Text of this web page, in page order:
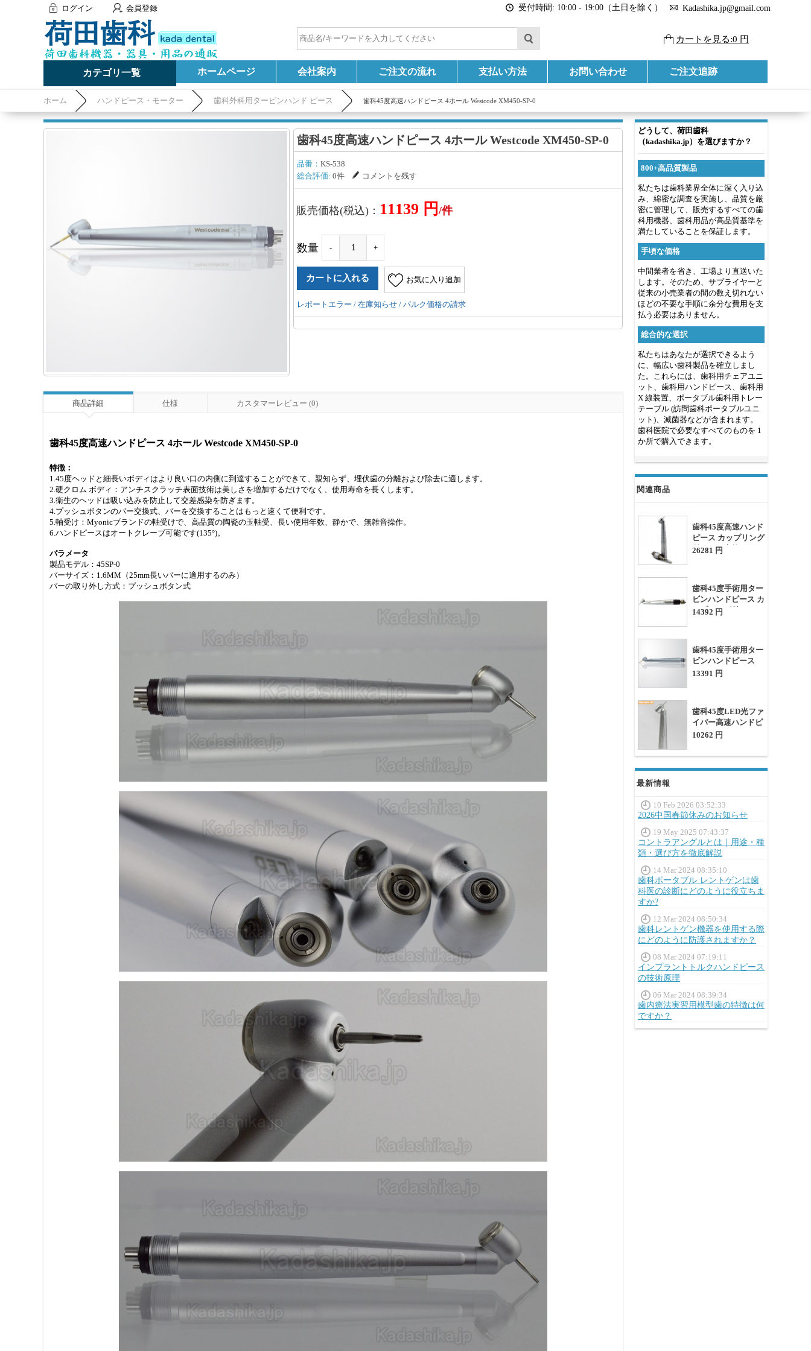
ログイン 会員登録 受付時間: 10:00 - 19:00（土日を除く） Kadashika.jp@gmail.com
カートを見る:0 円
カテゴリ一覧 ホームページ 会社案内 ご注文の流れ 支払い方法 お問い合わせ ご注文追跡
ホーム ハンドピース・モーター 歯科外科用タービンハンド ピース 歯科45度高速ハンドピース 4ホール Westcode XM450-SP-0
どうして、荷田歯科
（kadashika.jp）を選びますか？
800+高品質製品
私たちは歯科業界全体に深く入り込
み、綿密な調査を実施し、品質を厳
密に管理して、販売するすべての歯
科用機器、歯科用品が高品質基準を
満たしていることを保証します。
手頃な価格
中間業者を省き、工場より直送いた
します。そのため、サプライヤーと
従来の小売業者の間の数え切れない
ほどの不要な手順に余分な費用を支
払う必要はありません。
総合的な選択
私たちはあなたが選択できるよう
に、幅広い歯科製品を確立しまし
た。これらには、歯科用チェアユニ
ット、歯科用ハンドピース、歯科用
X 線装置、ポータブル歯科用トレー
テーブル (訪問歯科ポータブルユニ
ット)、滅菌器などが含まれます。
歯科医院で必要なすべてのものを 1
か所で購入できます。
関連商品
歯科45度高速ハンド
ピース カップリング
付(KAVO交換),
26281 円
歯科45度手術用ター
ビンハンドピース カ
ップリング付き
14392 円
歯科45度手術用ター
ビンハンドピース
Westcode XM450-
13391 円
歯科45度LED光ファ
イバー高速ハンドピ
ース LY
10262 円
最新情報
10 Feb 2026 03:52:33
2026中国春節休みのお知らせ
19 May 2025 07:43:37
コントラアングルとは｜用途・種
類・選び方を徹底解説
14 Mar 2024 08:35:10
歯科ポータブル レントゲンは歯
科医の診断にどのように役立ちま
すか?
12 Mar 2024 08:50:34
歯科レントゲン機器を使用する際
にどのように防護されますか？
08 Mar 2024 07:19:11
インプラントトルクハンドピース
の技術原理
06 Mar 2024 08:39:34
歯内療法実習用模型歯の特徴は何
ですか？
歯科45度高速ハンドピース 4ホール Westcode XM450-SP-0
品番： KS-538
総合評価: 0件 コメントを残す
販売価格(税込)： 11139 円 /件
数量 - +
お気に入り追加
レポートエラー / 在庫知らせ / バルク価格の請求
商品詳細 仕様 カスタマーレビュー (0)
歯科45度高速ハンドピース 4ホール Westcode XM450-SP-0
特徴：
1.45度ヘッドと細長いボディはより良い口の内側に到達することができて、親知らず、埋伏歯の分離および除去に適します。
2.硬クロム ボディ：アンチスクラッチ表面技術は美しさを増加するだけでなく、使用寿命を長くします。
3.衛生のヘッドは吸い込みを防止して交差感染を防ぎます。
4.プッシュボタンのバー交換式、バーを交換することはもっと速くて便利です。
5.軸受け：Myonicブランドの軸受けで、高品質の陶瓷の玉軸受、長い使用年数、静かで、無雑音操作。
6.ハンドピースはオートクレーブ可能です(135°)。
パラメータ
製品モデル：45SP-0
バーサイズ：1.6MM（25mm長いバーに適用するのみ）
バーの取り外し方式：プッシュボタン式